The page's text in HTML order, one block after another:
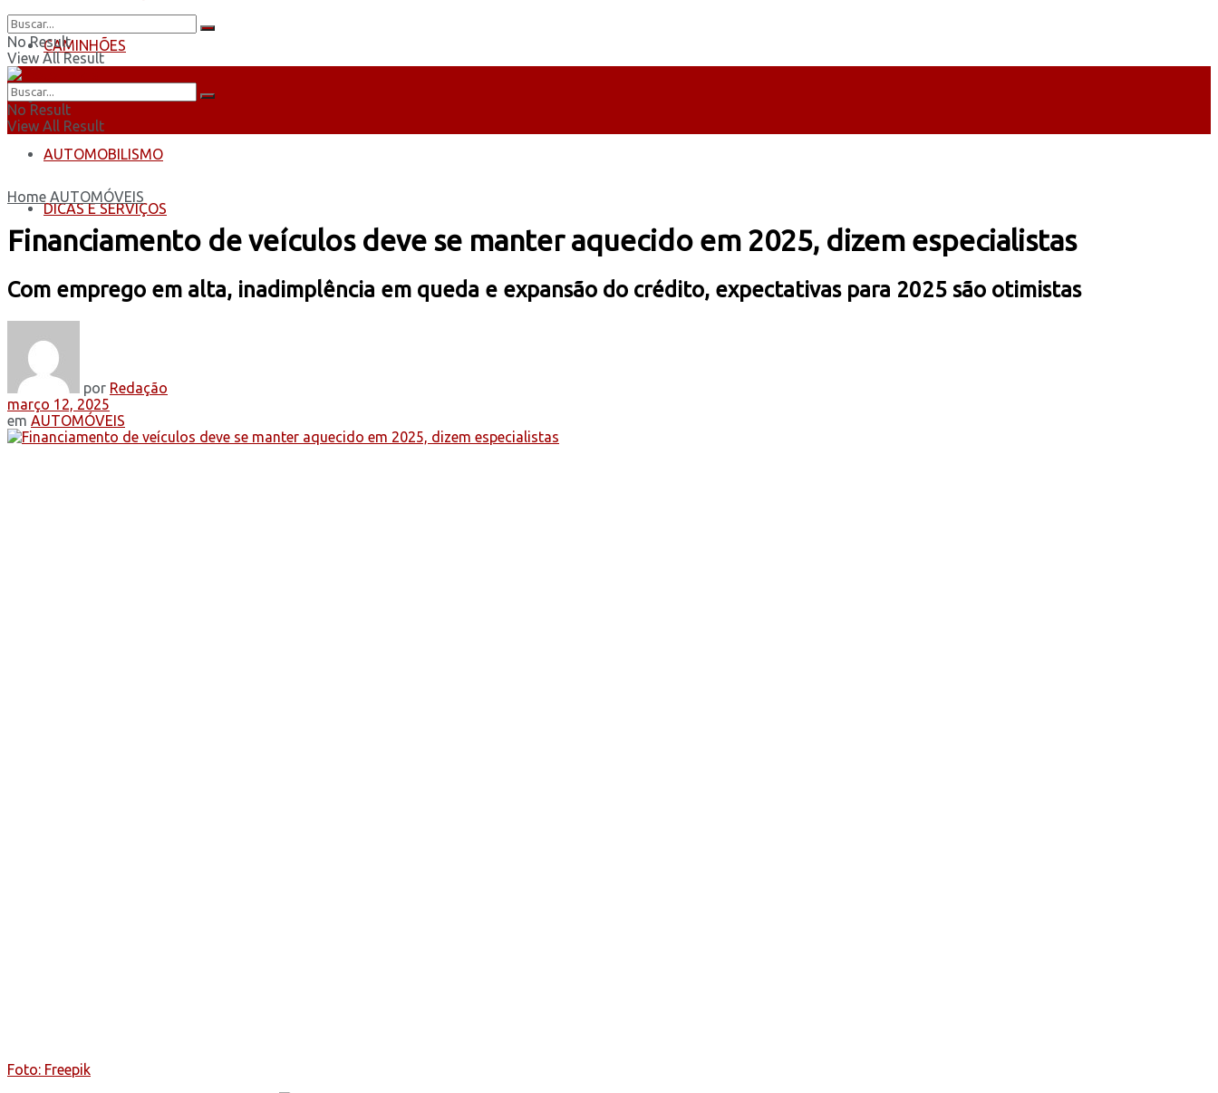
CAMINHÕES
ÔNIBUS
AUTOMOBILISMO
DICAS E SERVIÇOS
No Result
View All Result
No Result
View All Result
Home AUTOMÓVEIS
Financiamento de veículos deve se manter aquecido em 2025, dizem especialistas
Com emprego em alta, inadimplência em queda e expansão do crédito, expectativas para 2025 são otimistas
por Redação
março 12, 2025
em AUTOMÓVEIS
Foto: Freepik